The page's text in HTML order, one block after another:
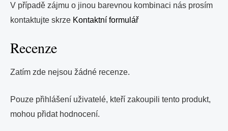
V případě zájmu o jinou barevnou kombinaci nás prosím
kontaktujte skrze Kontaktní formulář
Recenze
Zatím zde nejsou žádné recenze.
Pouze přihlášení uživatelé, kteří zakoupili tento produkt,
mohou přidat hodnocení.